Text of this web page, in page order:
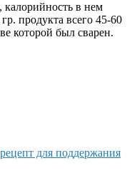
в нем
продукта всего 45-60
которой был сварен.
для поддержания